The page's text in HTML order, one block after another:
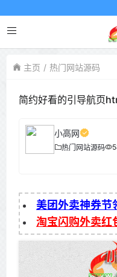
主页 热门网站源码
简约好看的引导航页
小高网
热门网站源码
美团外卖神券
淘宝闪购外卖